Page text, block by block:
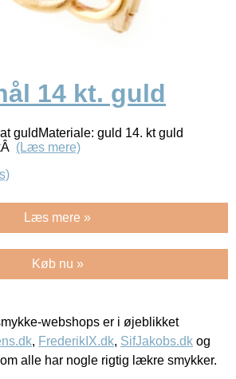
14 kt. guld
guldMateriale: guld 14. kt guld
(Læs mere)
Læs mere »
Køb nu »
webshops er i øjeblikket
, FrederikIX.dk, SifJakobs.dk og
alle har nogle rigtig lækre smykker.